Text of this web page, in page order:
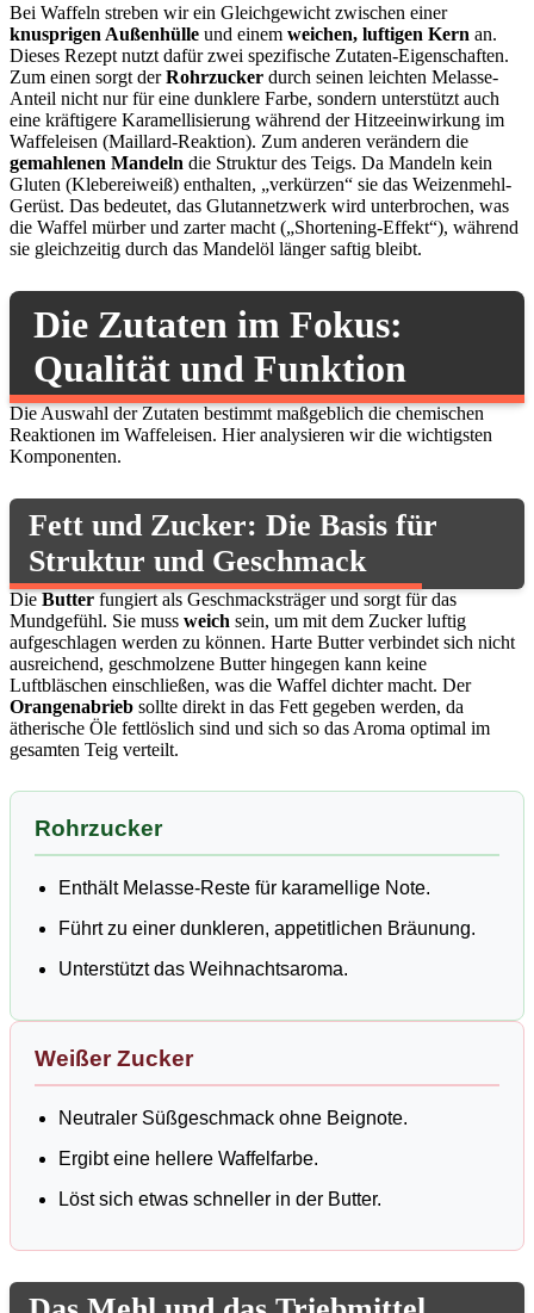
Bei Waffeln streben wir ein Gleichgewicht zwischen einer
knusprigen Außenhülle und einem weichen, luftigen Kern an.
Dieses Rezept nutzt dafür zwei spezifische Zutaten-Eigenschaften.
Zum einen sorgt derRohrzucker durch seinen leichten Melasse-
Anteil nicht nur für eine dunklere Farbe, sondern unterstützt auch
eine kräftigere Karamellisierung während der Hitzeeinwirkung im
Waffeleisen (Maillard-Reaktion). Zum anderen verändern die
gemahlenen Mandeln die Struktur des Teigs. Da Mandeln kein
Gluten (Klebereiweiß) enthalten, „verkürzen“ sie das Weizenmehl-
Gerüst. Das bedeutet, das Glutannetzwerk wird unterbrochen, was
die Waffel mürber und zarter macht („Shortening-Effekt“), während
sie gleichzeitig durch das Mandelöl länger saftig bleibt.
Die Zutaten im Fokus:
Qualität und Funktion
Die Auswahl der Zutaten bestimmt maßgeblich die chemischen
Reaktionen im Waffeleisen. Hier analysieren wir die wichtigsten
Komponenten.
Fett und Zucker: Die Basis für
Struktur und Geschmack
DieButterfungiert als Geschmacksträger und sorgt für das
Mundgefühl. Sie muss weich sein, um mit dem Zucker luftig
aufgeschlagen werden zu können. Harte Butter verbindet sich nicht
ausreichend, geschmolzene Butter hingegen kann keine
Luftbläschen einschließen, was die Waffel dichter macht. Der
Orangenabrieb sollte direkt in das Fett gegeben werden, da
ätherische Öle fettlöslich sind und sich so das Aroma optimal im
gesamten Teig verteilt.
Rohrzucker
Enthält Melasse-Reste für karamellige Note.
Führt zu einer dunkleren, appetitlichen Bräunung.
Unterstützt das Weihnachtsaroma.
Weißer Zucker
Neutraler Süßgeschmack ohne Beignote.
Ergibt eine hellere Waffelfarbe.
Löst sich etwas schneller in der Butter.